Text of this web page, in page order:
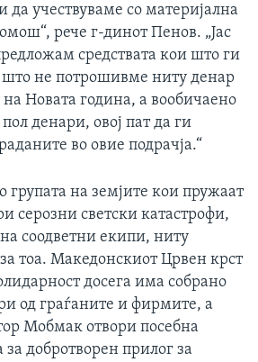
да учествуваме со материјална
рече г-динот Пенов. „Јас
средствата кои што ги
што не потрошивме ниту денар
на Новата година, а вообичаено
денари, овој пат да ги
во овие подрачја.“
групата на земјите кои пружаат
серозни светски катастрофи,
соодветни екипи, ниту
тоа. Македонскиот Црвен крст
досега има собрано
од граѓаните и фирмите, а
Мобмак отвори посебна
за добротворен прилог за